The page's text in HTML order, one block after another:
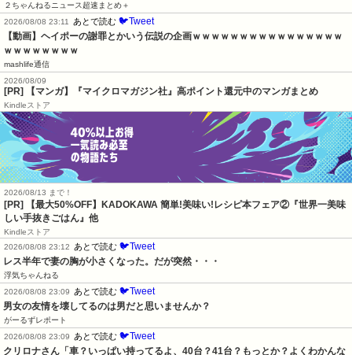
２ちゃんねるニュース超速まとめ＋
2026/08/08 23:11
あとで読む 🐦Tweet
【動画】ヘイポーの謝罪とかいう伝説の企画ｗｗｗｗｗｗｗｗｗｗｗｗｗｗｗｗ
ｗｗｗｗｗｗｗｗ
mashlife通信
2026/08/09
[PR] 【マンガ】『マイクロマガジン社』高ポイント還元中のマンガまとめ
Kindleストア
2026/08/13 まで！
[PR] 【最大50%OFF】KADOKAWA 簡単!美味い!レシピ本フェア②『世界一美味
しい手抜きごはん』他
Kindleストア
2026/08/08 23:12
あとで読む 🐦Tweet
レス半年で妻の胸が小さくなった。だが突然・・・
浮気ちゃんねる
2026/08/08 23:09
あとで読む 🐦Tweet
男女の友情を壊してるのは男だと思いませんか？
がーるずレポート
2026/08/08 23:09
あとで読む 🐦Tweet
クリロナさん「車？いっぱい持ってるよ、40台？41台？もっとか？よくわかんな